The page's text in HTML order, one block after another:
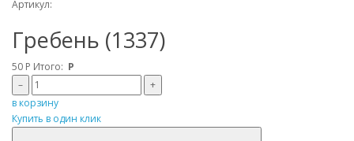
Артикул:
Гребень (1337)
50 Р Итого: Р
–
+
в корзину
Купить в один клик